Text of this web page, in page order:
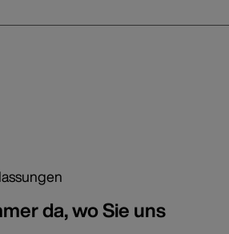
da, wo Sie uns